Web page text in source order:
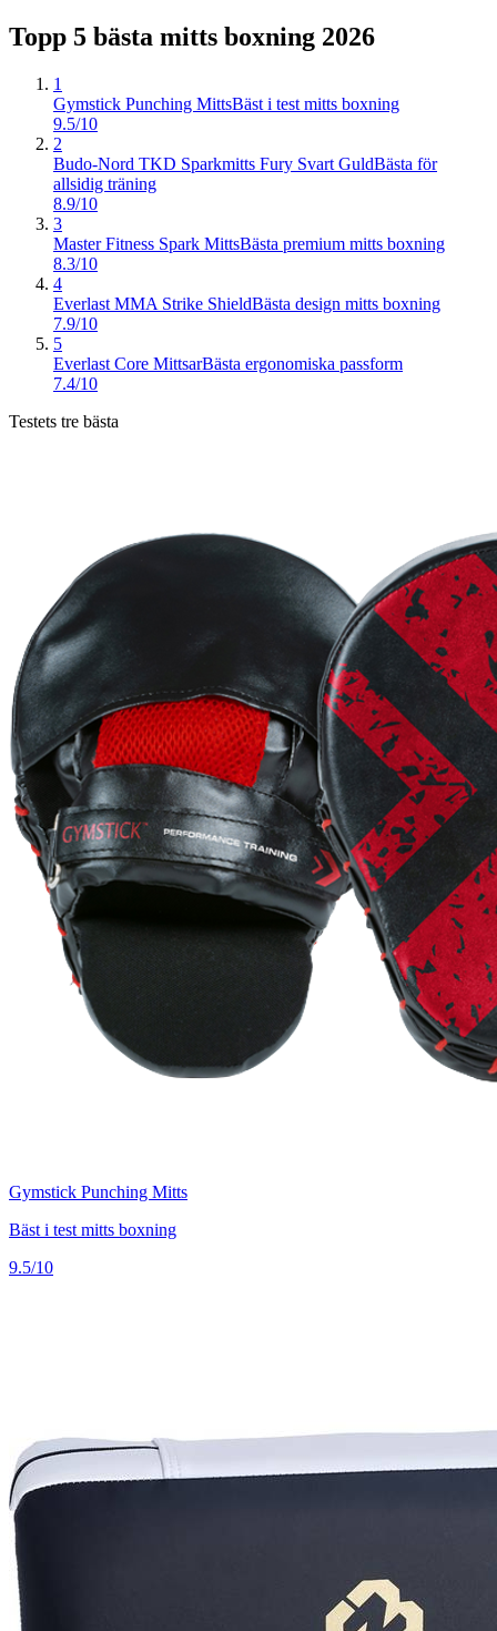
Topp 5 bästa mitts boxning 2026
1
Gymstick Punching MittsBäst i test mitts boxning
9.5/10
2
Budo-Nord TKD Sparkmitts Fury Svart GuldBästa för
allsidig träning
8.9/10
3
Master Fitness Spark MittsBästa premium mitts boxning
8.3/10
4
Everlast MMA Strike ShieldBästa design mitts boxning
7.9/10
5
Everlast Core MittsarBästa ergonomiska passform
7.4/10
Testets tre bästa
Gymstick Punching Mitts
Bäst i test mitts boxning
9.5/10